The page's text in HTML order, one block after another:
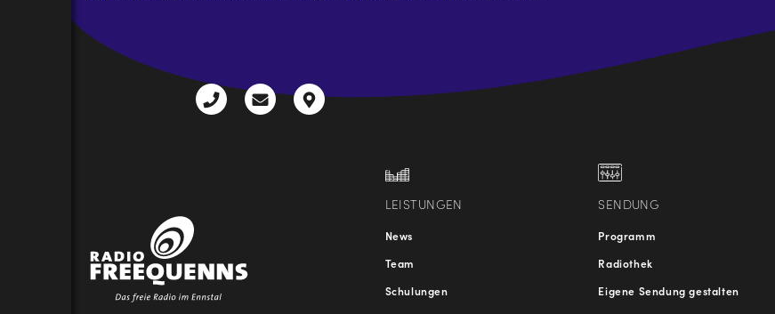
+43
radio@freequenns.at
Kulturhausstraße
LEISTUNGEN
News
Team
Schulungen
SENDUNG
Programm
Radiothek
Eigene Sendung gestalten